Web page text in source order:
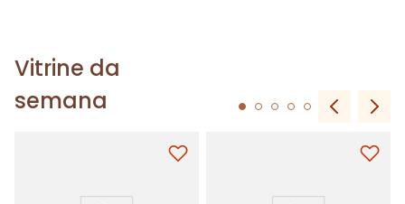
Vitrine da
semana